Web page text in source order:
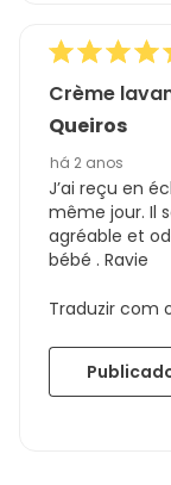
Crème
Queiros
há 2 anos
J’ai reçu en
même jour. Il
agréable et
bébé . Ravie
Traduzir com